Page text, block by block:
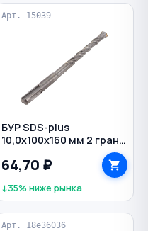
Арт. 15039
БУР SDS-plus
10,0х100х160 мм 2 грани
по бетону РЕЗОЛЮКС
64,70 ₽
↓35% ниже рынка
Арт. 18e36036